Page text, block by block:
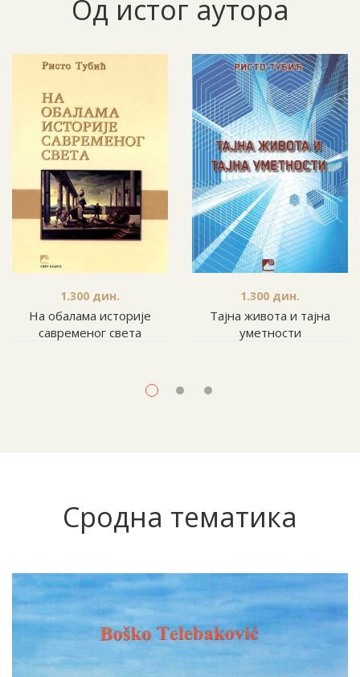
Од истог аутора
На обалама историје
савременог света
1.300 дин.
Тајна живота и тајна
уметности
1.300 дин.
Сродна тематика